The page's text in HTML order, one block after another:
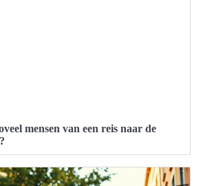
mensen van een reis naar de